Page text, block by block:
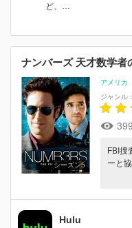
ど、…
ナンバーズ 天才数学者
シーズン5
アメリカ
ジャンル：
399
FBI捜
ーと
Hulu